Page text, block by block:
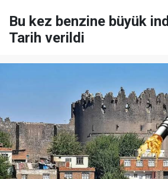
Bu kez benzine büyük
Tarih verildi